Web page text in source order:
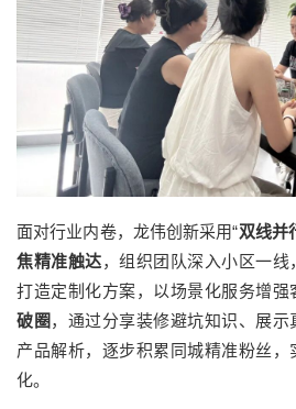
面对行业内卷，龙伟创新采用“双线并
焦精准触达，组织团队深入小区一
打造定制化方案，以场景化服务增强
破圈 ，通过分享装修避坑知识、展
产品解析，逐步积累同城精准粉丝
化。